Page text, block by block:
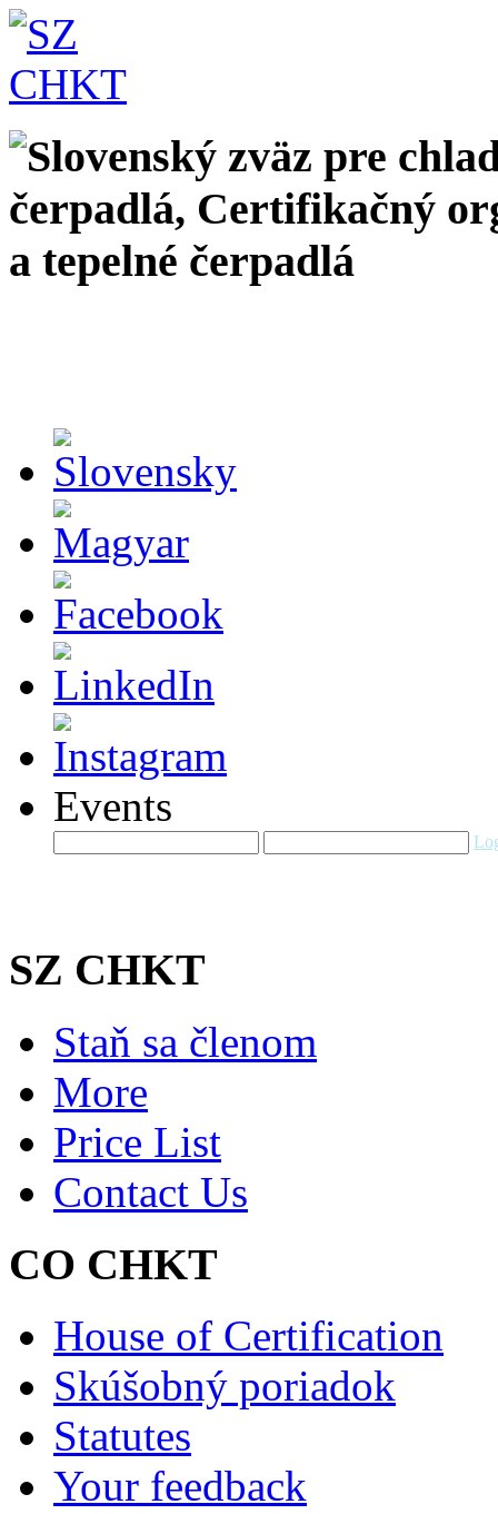
Events
SZ CHKT
Staň sa členom
More
Price List
Contact Us
CO CHKT
House of Certification
Skúšobný poriadok
Statutes
Your feedback